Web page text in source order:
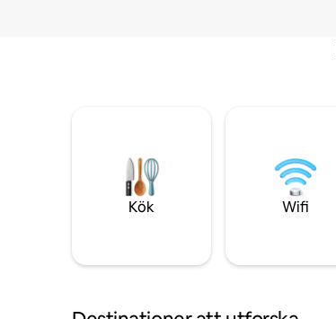
Kök Wifi